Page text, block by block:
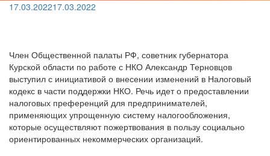
17.03.202217.03.2022
Член Общественной палаты РФ, советник губернатора
Курской области по работе с НКО Александр Терновцов
выступил с инициативой о внесении изменений в Налоговый
кодекс в части поддержки НКО. Речь идет о предоставлении
налоговых преференций для предпринимателей,
применяющих упрощенную систему налогообложения,
которые осуществляют пожертвования в пользу социально
ориентированных некоммерческих организаций.